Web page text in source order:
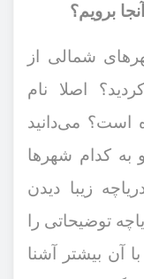
برویم؟
شمالی از
اصلا نام
است؟ می‌دانید
کدام شهرها
زیبا دیدن
توضیحاتی را
آن بیشتر آشنا